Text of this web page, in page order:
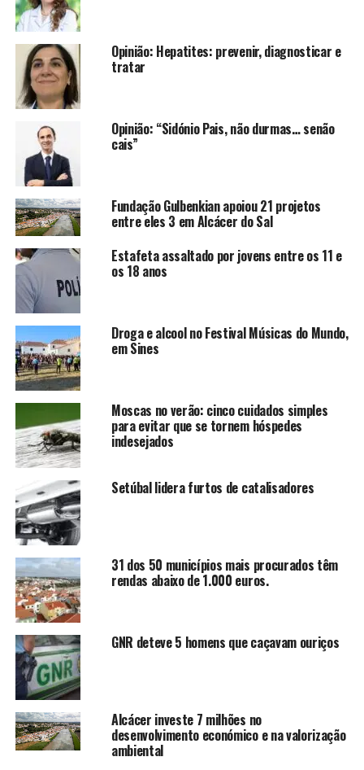
Opinião: Hepatites: prevenir, diagnosticar e
tratar
Opinião: “Sidónio Pais, não durmas… senão
cais”
Fundação Gulbenkian apoiou 21 projetos
entre eles 3 em Alcácer do Sal
Estafeta assaltado por jovens entre os 11 e
os 18 anos
Droga e alcool no Festival Músicas do Mundo,
em Sines
Moscas no verão: cinco cuidados simples
para evitar que se tornem hóspedes
indesejados
Setúbal lidera furtos de catalisadores
31 dos 50 municípios mais procurados têm
rendas abaixo de 1.000 euros.
GNR deteve 5 homens que caçavam ouriços
Alcácer investe 7 milhões no
desenvolvimento económico e na valorização
ambiental